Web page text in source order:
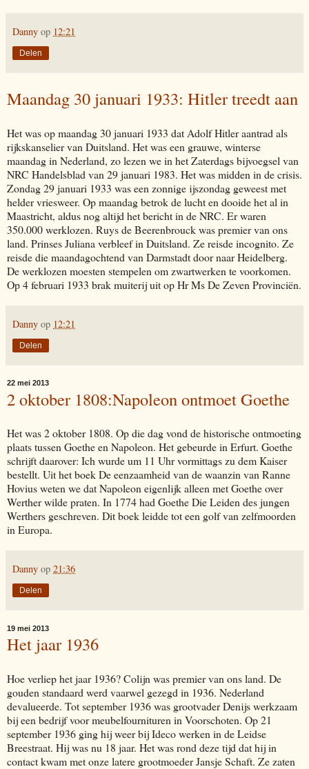
Danny op 12:21
Delen
Maandag 30 januari 1933: Hitler treedt aan
Het was op maandag 30 januari 1933 dat Adolf Hitler aantrad als
rijkskanselier van Duitsland. Het was een grauwe, winterse
maandag in Nederland, zo lezen we in het Zaterdags bijvoegsel van
NRC Handelsblad van 29 januari 1983. Het was midden in de crisis.
Zondag 29 januari 1933 was een zonnige ijszondag geweest met
helder vriesweer. Op maandag betrok de lucht en dooide het al in
Maastricht, aldus nog altijd het bericht in de NRC. Er waren
350.000 werklozen. Ruys de Beerenbrouck was premier van ons
land. Prinses Juliana verbleef in Duitsland. Ze reisde incognito. Ze
reisde die maandagochtend van Darmstadt door naar Heidelberg.
De werklozen moesten stempelen om zwartwerken te voorkomen.
Op 4 februari 1933 brak muiterij uit op Hr Ms De Zeven Provinciën.
Danny op 12:21
Delen
22 mei 2013
2 oktober 1808:Napoleon ontmoet Goethe
Het was 2 oktober 1808. Op die dag vond de historische ontmoeting
plaats tussen Goethe en Napoleon. Het gebeurde in Erfurt. Goethe
schrijft daarover: Ich wurde um 11 Uhr vormittags zu dem Kaiser
bestellt. Uit het boek De eenzaamheid van de waanzin van Ranne
Hovius weten we dat Napoleon eigenlijk alleen met Goethe over
Werther wilde praten. In 1774 had Goethe Die Leiden des jungen
Werthers geschreven. Dit boek leidde tot een golf van zelfmoorden
in Europa.
Danny op 21:36
Delen
19 mei 2013
Het jaar 1936
Hoe verliep het jaar 1936? Colijn was premier van ons land. De
gouden standaard werd vaarwel gezegd in 1936. Nederland
devalueerde. Tot september 1936 was grootvader Denijs werkzaam
bij een bedrijf voor meubelfournituren in Voorschoten. Op 21
september 1936 ging hij weer bij Ideco werken in de Leidse
Breestraat. Hij was nu 18 jaar. Het was rond deze tijd dat hij in
contact kwam met onze latere grootmoeder Jansje Schaft. Ze zaten